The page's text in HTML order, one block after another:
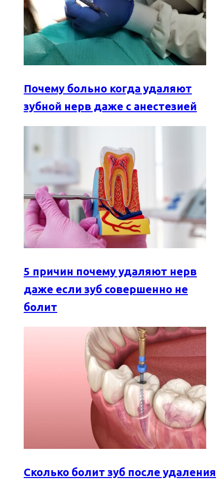
Почему больно когда удаляют
зубной нерв даже с анестезией
5 причин почему удаляют нерв
даже если зуб совершенно не
болит
Сколько болит зуб после удаления